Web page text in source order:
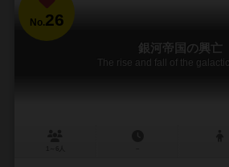
No.26
銀河帝国の興亡
The rise and fall of the